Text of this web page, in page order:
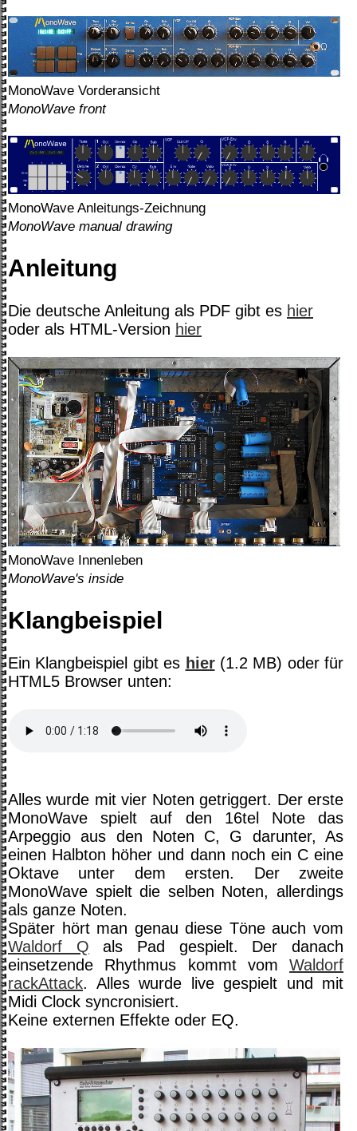
MonoWave Vorderansicht
MonoWave front
MonoWave Anleitungs-Zeichnung
MonoWave manual drawing
Anleitung
Die deutsche Anleitung als PDF gibt es hier
oder als HTML-Version hier
MonoWave Innenleben
MonoWave's inside
Klangbeispiel
Ein Klangbeispiel gibt es hier(1.2 MB) oder für
HTML5 Browser unten:
Alles wurde mit vier Noten getriggert. Der erste
MonoWave spielt auf den 16tel Note das
Arpeggio aus den Noten C, G darunter, As
einen Halbton höher und dann noch ein C eine
Oktave unter dem ersten. Der zweite
MonoWave spielt die selben Noten, allerdings
als ganze Noten.
Später hört man genau diese Töne auch vom
Waldorf Q als Pad gespielt. Der danach
einsetzende Rhythmus kommt vom Waldorf
rackAttack. Alles wurde live gespielt und mit
Midi Clock syncronisiert.
Keine externen Effekte oder EQ.